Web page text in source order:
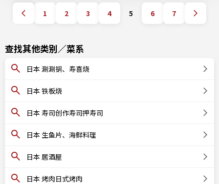
1 2 3 4 5 6 7
查找其他类别／菜系
日本 涮涮锅、寿喜烧
日本 铁板烧
日本 寿司创作寿司押寿司
日本 生鱼片、海鲜料理
日本 居酒屋
日本 烤肉日式烤肉